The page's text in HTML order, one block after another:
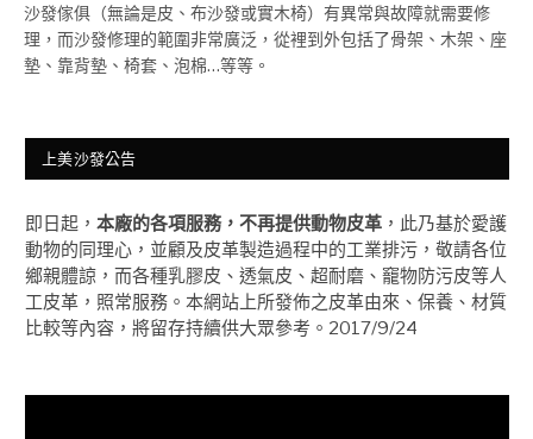
沙發傢俱（無論是皮、布沙發或實木椅）有異常與故障就需要修
理，而沙發修理的範圍非常廣泛，從裡到外包括了骨架、木架、座
墊、靠背墊、椅套、泡棉…等等。
上美沙發公告
即日起， 本廠的各項服務，不再提供動物皮革 ，此乃基於愛護
動物的同理心，並顧及皮革製造過程中的工業排污，敬請各位
鄉親體諒，而各種乳膠皮、透氣皮、超耐磨、竉物防污皮等人
工皮革，照常服務。本網站上所發佈之皮革由來、保養、材質
比較等內容，將留存持續供大眾參考。2017/9/24